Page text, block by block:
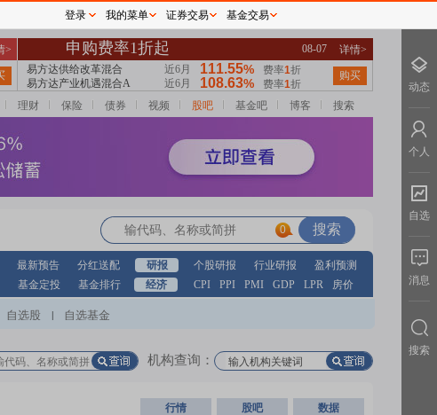
理财 保险 债券 视频 股吧 基金吧 博客 搜索
0
最新预告 分红送配 研报 个股研报 行业研报
盈利预测
基金定投 基金排行 经济 CPI PPI PMI GDP LPR 房价
自选股 自选基金
机构查询：
行情 股吧 数据
登录 我的菜单 证券交易 基金交易
动态
个人
自选
消息
搜索